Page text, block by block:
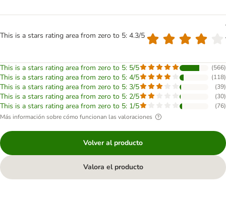
This is a stars rating area from zero to 5: 4.3/5
This is a stars rating area from zero to 5: 5/5 (566)
This is a stars rating area from zero to 5: 4/5 (118)
This is a stars rating area from zero to 5: 3/5 (39)
This is a stars rating area from zero to 5: 2/5 (30)
This is a stars rating area from zero to 5: 1/5 (76)
Más información sobre cómo funcionan las valoraciones
Volver al producto
Valora el producto